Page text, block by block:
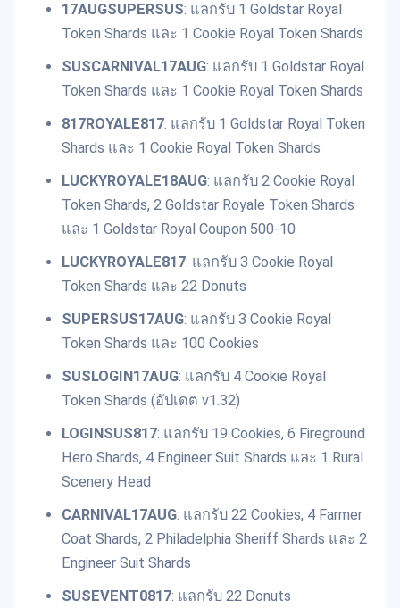
17AUGSUPERSUS: แลกรับ 1 Goldstar Royal
Token Shards และ 1 Cookie Royal Token Shards
SUSCARNIVAL17AUG: แลกรับ 1 Goldstar Royal
Token Shards และ 1 Cookie Royal Token Shards
817ROYALE817: แลกรับ 1 Goldstar Royal Token
Shards และ 1 Cookie Royal Token Shards
LUCKYROYALE18AUG: แลกรับ 2 Cookie Royal
Token Shards, 2 Goldstar Royale Token Shards
และ 1 Goldstar Royal Coupon 500-10
LUCKYROYALE817: แลกรับ 3 Cookie Royal
Token Shards และ 22 Donuts
SUPERSUS17AUG: แลกรับ 3 Cookie Royal
Token Shards และ 100 Cookies
SUSLOGIN17AUG: แลกรับ 4 Cookie Royal
Token Shards (อัปเดต v1.32)
LOGINSUS817: แลกรับ 19 Cookies, 6 Fireground
Hero Shards, 4 Engineer Suit Shards และ 1 Rural
Scenery Head
CARNIVAL17AUG: แลกรับ 22 Cookies, 4 Farmer
Coat Shards, 2 Philadelphia Sheriff Shards และ 2
Engineer Suit Shards
SUSEVENT0817: แลกรับ 22 Donuts